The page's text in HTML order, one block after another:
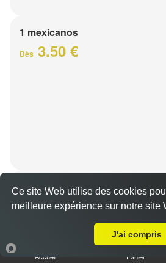
1 mexicanos
Dès 3.50 €
Barquette de viande
Dès7.50 €
1 viande au choix
Accueil Panier
Ce site Web utilise des cookies
meilleure expérience sur notre site
J'ai compris